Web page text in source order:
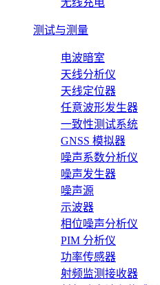
测试与测量
电波暗室
天线分析仪
天线定位器
任意波形发生器
一致性测试系统
GNSS 模拟器
噪声系数分析仪
噪声发生器
噪声源
示波器
相位噪声分析仪
PIM 分析仪
功率传感器
射频监测接收器